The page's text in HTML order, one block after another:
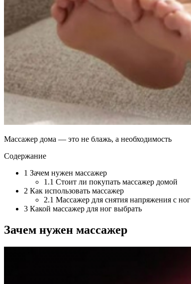
Массажер дома — это не блажь, а необходимость
Содержание
1 Зачем нужен массажер
1.1 Стоит ли покупать массажер домой
2 Как использовать массажер
2.1 Массажер для снятия напряжения с ног
3 Какой массажер для ног выбрать
Зачем нужен массажер